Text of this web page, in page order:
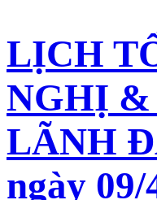
LỊCH
NGHỊ &
LÃNH
ngày 09/